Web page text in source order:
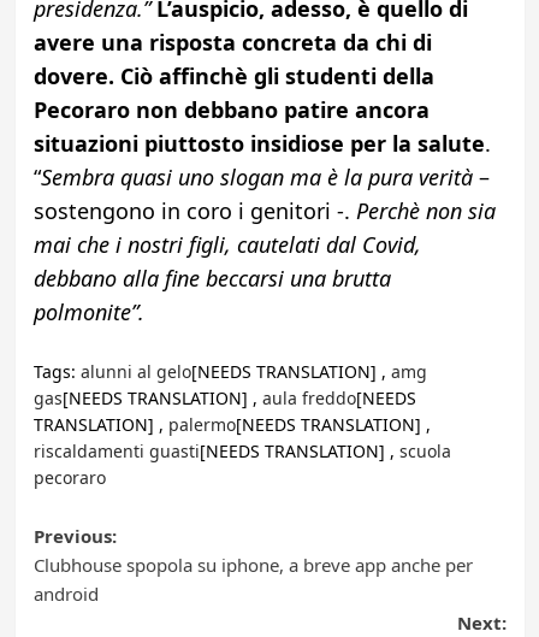
presidenza.”L’auspicio, adesso, è quello di
avere una risposta concreta da chi di
dovere. Ciò affinchè gli studenti della
Pecoraro non debbano patire ancora
situazioni piuttosto insidiose per la salute.
“Sembra quasi uno slogan ma è la pura verità–
sostengono in coro i genitori -. Perchè non sia
mai che i nostri figli, cautelati dal Covid,
debbano alla fine beccarsi una brutta
polmonite”.
Tags: alunni al gelo[NEEDS TRANSLATION] , amg
gas[NEEDS TRANSLATION] , aula freddo[NEEDS
TRANSLATION] , palermo[NEEDS TRANSLATION] ,
riscaldamenti guasti[NEEDS TRANSLATION] , scuola
pecoraro
Post
navigation
Previous:
Clubhouse spopola su iphone, a breve app anche per
android
Next: